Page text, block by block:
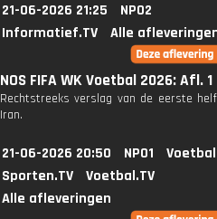
21-06-2026 21:25
NPO2
Informatief.TV
Alle
NOS FIFA WK Voetbal 2026: Afl. 1
Rechtstreeks verslag van de eerste
Iran.
21-06-2026 20:50 NPO1
Sporten.TV
Voetbal.TV
Alle afleveringen